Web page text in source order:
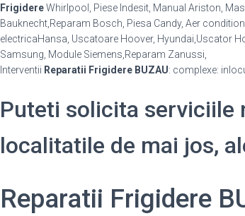
FrigidereWhirlpool, Piese Indesit, Manual Ariston,
Bauknecht,Reparam Bosch, Piesa Candy, Aer
electricaHansa, Uscatoare Hoover, Hyundai,Uscator
Samsung, Module Siemens,Reparam Zanussi,
Interventii Reparatii Frigidere BUZAU: complexe:
Puteti solicita serviciile
localitatile de mai jos,
Reparatii Frigidere